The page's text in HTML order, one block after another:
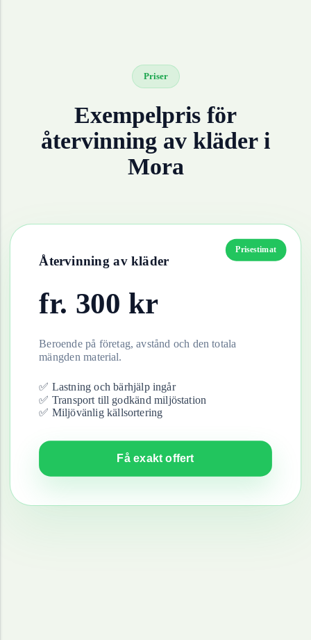
Priser
Exempelpris för
återvinning av kläderi
Mora
Prisestimat
Återvinning av kläder
fr. 300 kr
Beroende på företag, avstånd och den totala
mängden material.
✅ Lastning och bärhjälp ingår
✅ Transport till godkänd miljöstation
✅ Miljövänlig källsortering
Få exakt offert